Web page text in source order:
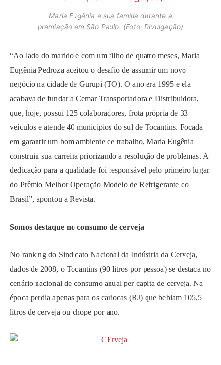
Maria Eugênia e sua família durante a
premiação em São Paulo. (Foto: Divulgação)
“Ao lado do marido e com um filho de quatro meses, Maria
Eugênia Pedroza aceitou o desafio de assumir um novo
negócio na cidade de Gurupi (TO). O ano era 1995 e ela
acabava de fundar a Cemar Transportadora e Distribuidora,
que, hoje, possui 125 colaboradores, frota própria de 33
veículos e atende 40 municípios do sul de Tocantins. Focada
em garantir um bom ambiente de trabalho, Maria Eugênia
construiu sua carreira priorizando a resolução de problemas. A
dedicação para a qualidade foi responsável pelo primeiro lugar
do Prêmio Melhor Operação Modelo de Refrigerante do
Brasil”, apontou a Revista.
Somos destaque no consumo de cerveja
No ranking do Sindicato Nacional da Indústria da Cerveja,
dados de 2008, o Tocantins (90 litros por pessoa) se destaca no
cenário nacional de consumo anual per capita de cerveja. Na
época perdia apenas para os cariocas (RJ) que bebiam 105,5
litros de cerveja ou chope por ano.